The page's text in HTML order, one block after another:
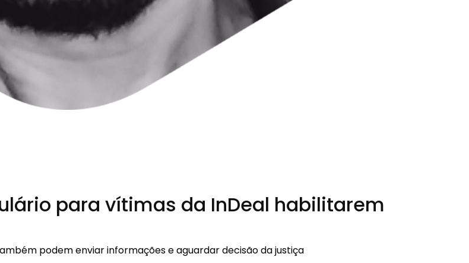
para vítimas da InDeal habilitarem
podem enviar informações e aguardar decisão da justiça